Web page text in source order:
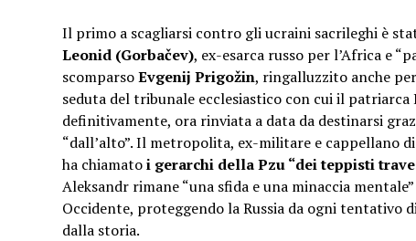
Il primo a scagliarsi contro gli ucraini sacrileghi è
Leonid (Gorbačev), ex-esarca russo per l’Africa e
scomparsoEvgenij Prigožin, ringalluzzito anche
seduta del tribunale ecclesiastico con cui il
definitivamente, ora rinviata a data da destinarsi
“dall’alto”. Il metropolita, ex-militare e cappellano
ha chiamatoi gerarchi della Pzu “dei teppisti
Aleksandr rimane “una sfida e una minaccia
Occidente, proteggendo la Russia da ogni tentativo
dalla storia.